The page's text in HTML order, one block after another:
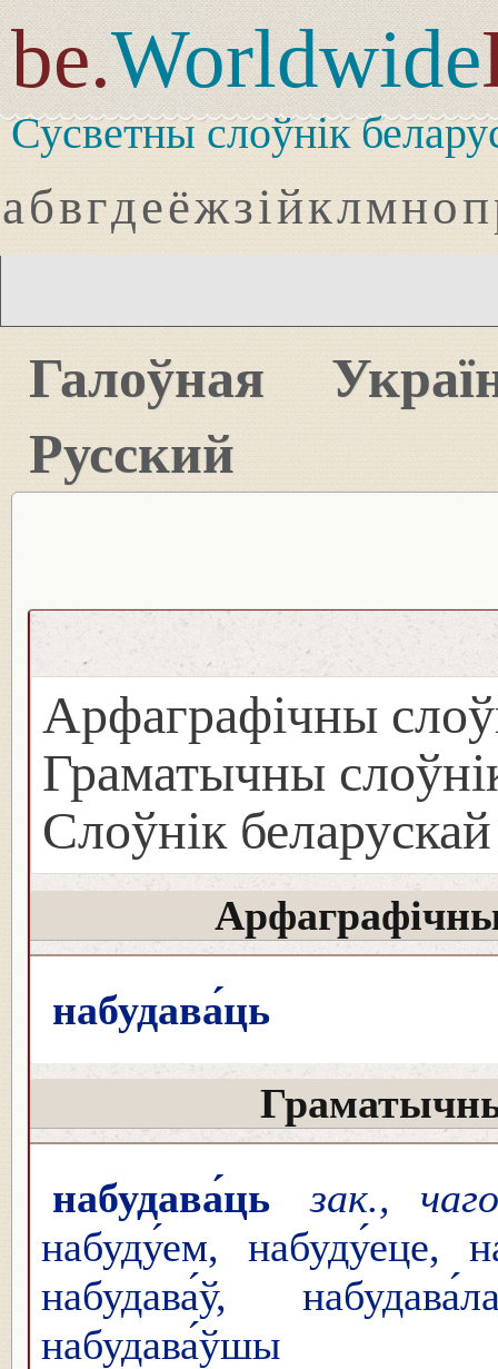
be.Worldwide
Сусветны слоўнік
абвгдеёжзійклмноп
Галоўная
Русский
Арфаграфічны
Граматычны
Слоўнік
набудава́ць
набудава́ць
зак., чаго
набуду́ем, набуду́еце,
набудава́ў,
набудава́ўшы